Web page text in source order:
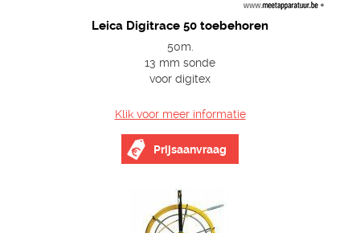
Leica Digitrace 50 toebehoren
50m.
13 mm sonde
voor digitex
Klik voor meer informatie
Prijsaanvraag